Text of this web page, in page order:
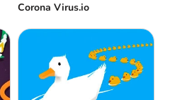
Corona Virus.io